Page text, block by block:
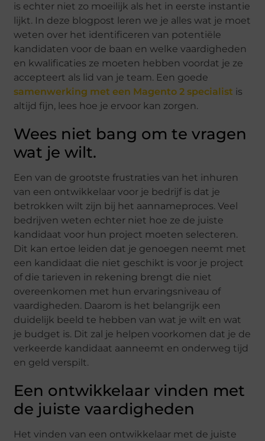
is echter niet zo moeilijk als het in eerste instantie
lijkt. In deze blogpost leren we je alles wat je moet
weten over het identificeren van potentiële
kandidaten voor de baan en welke vaardigheden
en kwalificaties ze moeten hebben voordat je ze
accepteert als lid van je team. Een goede
samenwerking met een Magento 2 specialist is
altijd fijn, lees hoe je ervoor kan zorgen.
Wees niet bang om te vragen
wat je wilt.
Een van de grootste frustraties van het inhuren
van een ontwikkelaar voor je bedrijf is dat je
betrokken wilt zijn bij het aannameproces. Veel
bedrijven weten echter niet hoe ze de juiste
kandidaat voor hun project moeten selecteren.
Dit kan ertoe leiden dat je genoegen neemt met
een kandidaat die niet geschikt is voor je project
of die tarieven in rekening brengt die niet
overeenkomen met hun ervaringsniveau of
vaardigheden. Daarom is het belangrijk een
duidelijk beeld te hebben van wat je wilt en wat
je budget is. Dit zal je helpen voorkomen dat je de
verkeerde kandidaat aanneemt en onderweg tijd
en geld verspilt.
Een ontwikkelaar vinden met
de juiste vaardigheden
Het vinden van een ontwikkelaar met de juiste